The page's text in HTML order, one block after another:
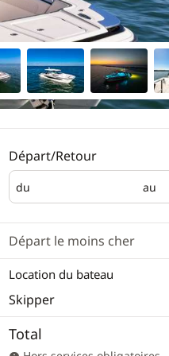
Départ/Retour
du
Départ au
Retour
Départ le moins cher
Location du bateau
Skipper
Total